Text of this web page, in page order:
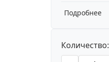
Подробнее
Количество: